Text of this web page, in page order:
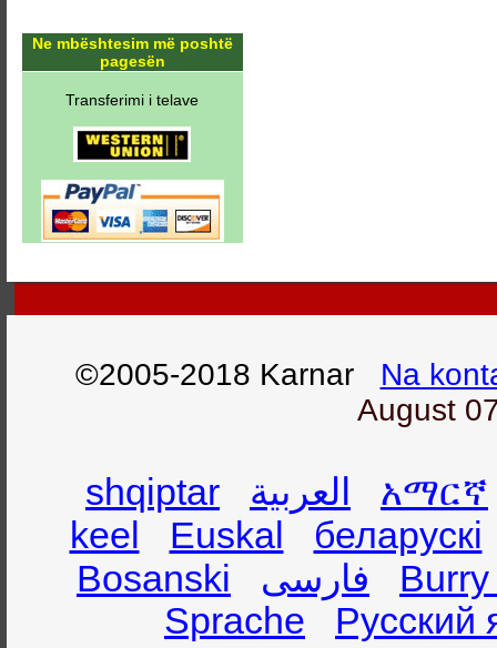
Ne mbështesim më poshtë
pagesën
Transferimi i telave
©2005-2018 Karnar Na
August
shqiptar العربية
አማርኛ
keel
Euskal
беларускі
Bosanski
فارسی
Sprache
Русский